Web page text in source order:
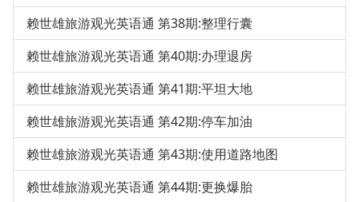
赖世雄旅游观光英语通 第38期:整理行囊
赖世雄旅游观光英语通 第40期:办理退房
赖世雄旅游观光英语通 第41期:平坦大地
赖世雄旅游观光英语通 第42期:停车加油
赖世雄旅游观光英语通 第43期:使用道路地图
赖世雄旅游观光英语通 第44期:更换爆胎